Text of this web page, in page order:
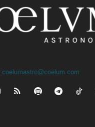
coelumastro@coelum.com